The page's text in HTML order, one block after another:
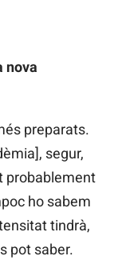
nova
preparats.
segur,
probablement
ho sabem
tindrà,
pot saber.